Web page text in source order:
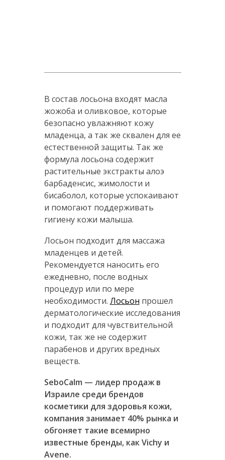
В состав лосьона входят масла
жожоба и оливковое, которые
безопасно увлажняют кожу
младенца, а так же сквален для ее
естественной защиты. Так же
формула лосьона содержит
растительные экстракты алоэ
барбаденсис, жимолости и
бисаболол, которые успокаивают
и помогают поддерживать
гигиену кожи малыша.
Лосьон подходит для массажа
младенцев и детей.
Рекомендуется наносить его
ежедневно, после водных
процедур или по мере
необходимости. Лосьон прошел
дерматологические исследования
и подходит для чувствительной
кожи, так же не содержит
парабенов и других вредных
веществ.
SeboСalm — лидер продаж в
Израиле среди брендов
косметики для здоровья кожи,
компания занимает 40% рынка и
обгоняет такие всемирно
известные бренды, какVichу и
Avene.